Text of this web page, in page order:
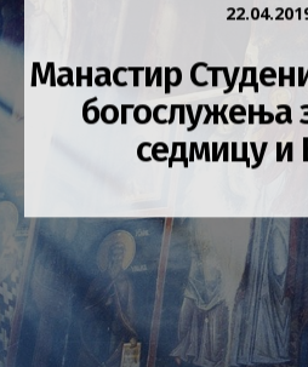
Манастир
богослужења
седмицу и